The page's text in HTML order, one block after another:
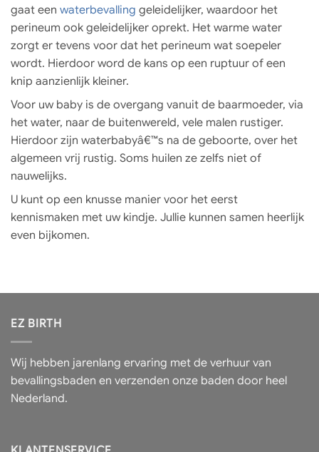
gaat een waterbevalling geleidelijker, waardoor het
perineum ook geleidelijker oprekt. Het warme water
zorgt er tevens voor dat het perineum wat soepeler
wordt. Hierdoor word de kans op een ruptuur of een
knip aanzienlijk kleiner.
Voor uw baby is de overgang vanuit de baarmoeder, via
het water, naar de buitenwereld, vele malen rustiger.
Hierdoor zijn waterbabyâ€™s na de geboorte, over het
algemeen vrij rustig. Soms huilen ze zelfs niet of
nauwelijks.
U kunt op een knusse manier voor het eerst
kennismaken met uw kindje. Jullie kunnen samen heerlijk
even bijkomen.
EZ BIRTH
Wij hebben jarenlang ervaring met de verhuur van
bevallingsbaden en verzenden onze baden door heel
Nederland.